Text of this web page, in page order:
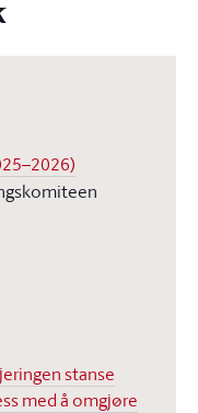
stanse
med å omgjøre